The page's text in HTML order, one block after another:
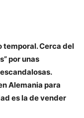
temporal. Cerca del
por unas
Alemania para
es la de vender